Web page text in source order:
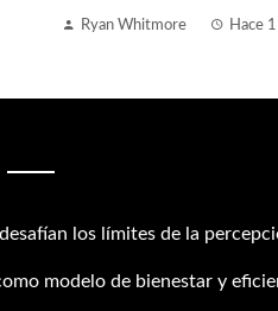
Ryan Whitmore Hace
los límites de la
modelo de bienestar y